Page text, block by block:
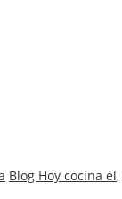
Blog Hoy cocina él,